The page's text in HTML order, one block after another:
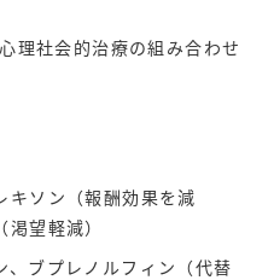
理社会的治療の組み合わせ
キソン（報酬効果を減
望軽減）
、ブプレノルフィン（代替